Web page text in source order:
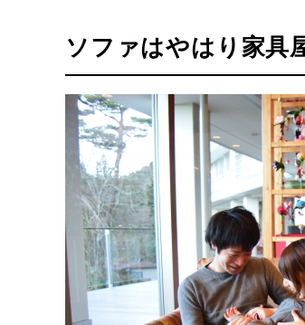
ソファはやはり家具